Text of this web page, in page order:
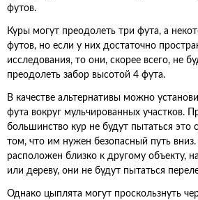
футов.
Куры могут преодолеть три фута, а
футов, но если у них достаточно
исследования, то они, скорее всего, не
преодолеть забор высотой 4 фута.
В качестве альтернативы можно
фута вокруг мульчированных участков.
большинство кур не будут пытаться это
том, что им нужен безопасный путь вниз.
расположен близко к другому объекту,
или дереву, они не будут пытаться
Однако цыплята могут проскользнуть